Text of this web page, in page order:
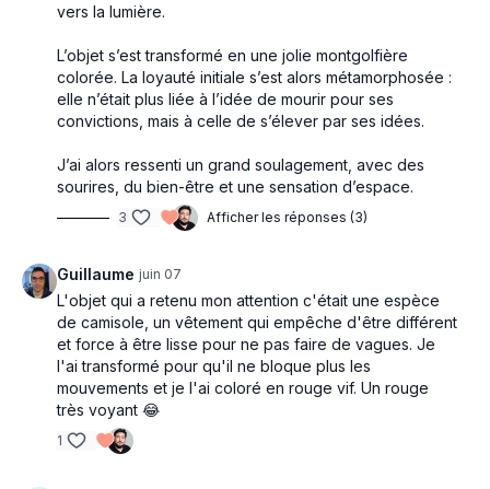
vers la lumière.
L’objet s’est transformé en une jolie montgolfière
colorée. La loyauté initiale s’est alors métamorphosée :
elle n’était plus liée à l’idée de mourir pour ses
convictions, mais à celle de s’élever par ses idées.
J’ai alors ressenti un grand soulagement, avec des
sourires, du bien-être et une sensation d’espace.
3 Afficher les réponses (3)
Guillaume juin 07
L'objet qui a retenu mon attention c'était une espèce
de camisole, un vêtement qui empêche d'être différent
et force à être lisse pour ne pas faire de vagues. Je
l'ai transformé pour qu'il ne bloque plus les
mouvements et je l'ai coloré en rouge vif. Un rouge
très voyant 😂
1